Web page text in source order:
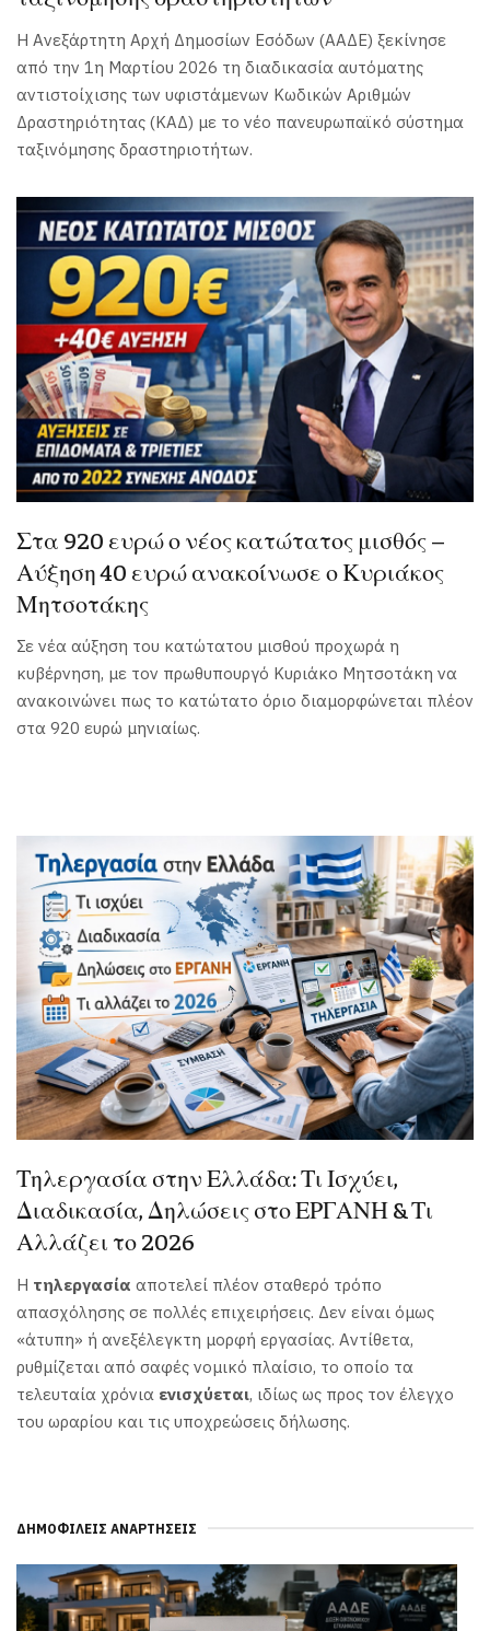
Η Ανεξάρτητη Αρχή Δημοσίων Εσόδων (ΑΑΔΕ) ξεκίνησε
από την 1η Μαρτίου 2026 τη διαδικασία αυτόματης
αντιστοίχισης των υφιστάμενων Κωδικών Αριθμών
Δραστηριότητας (ΚΑΔ) με το νέο πανευρωπαϊκό σύστημα
ταξινόμησης δραστηριοτήτων.
Στα 920 ευρώ ο νέος κατώτατος μισθός –
Αύξηση 40 ευρώ ανακοίνωσε ο Κυριάκος
Μητσοτάκης
Σε νέα αύξηση του κατώτατου μισθού προχωρά η
κυβέρνηση, με τον πρωθυπουργό Κυριάκο Μητσοτάκη να
ανακοινώνει πως το κατώτατο όριο διαμορφώνεται πλέον
στα 920 ευρώ μηνιαίως.
Τηλεργασία στην Ελλάδα: Τι Ισχύει,
Διαδικασία, Δηλώσεις στο ΕΡΓΑΝΗ & Τι
Αλλάζει το 2026
Η τηλεργασία αποτελεί πλέον σταθερό τρόπο
απασχόλησης σε πολλές επιχειρήσεις. Δεν είναι όμως
«άτυπη» ή ανεξέλεγκτη μορφή εργασίας. Αντίθετα,
ρυθμίζεται από σαφές νομικό πλαίσιο, το οποίο τα
τελευταία χρόνια ενισχύεται, ιδίως ως προς τον έλεγχο
του ωραρίου και τις υποχρεώσεις δήλωσης.
ΔΗΜΟΦΙΛΕΊΣ ΑΝΑΡΤΉΣΕΙΣ